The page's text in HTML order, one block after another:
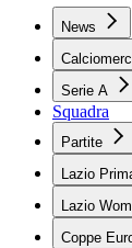
News
Serie A
Squadra
Partite
Lazio
Lazio
Coppe